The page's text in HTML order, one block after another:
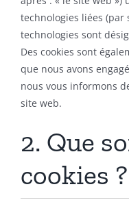
technologies liées
technologies sont
Des cookies sont
que nous avons
nous vous informons
site web.
2. Que
cookies ?